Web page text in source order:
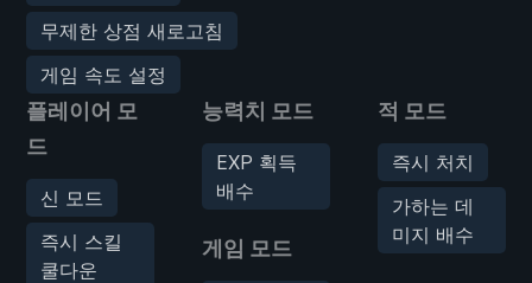
무제한 상점 새로고침
게임 속도 설정
플레이어 모
드
신 모드
즉시 스킬
쿨다운
능력치 모드
EXP 획득
배수
게임 모드
적 모드
즉시 처치
가하는 데
미지 배수